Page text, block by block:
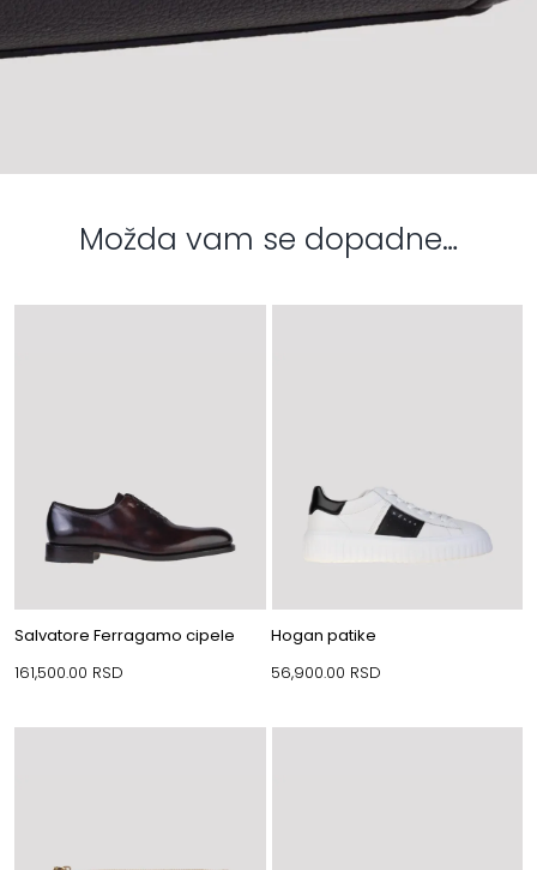
Možda vam se dopadne…
Salvatore Ferragamo cipele
161,500.00 RSD
Hogan patike
56,900.00 RSD